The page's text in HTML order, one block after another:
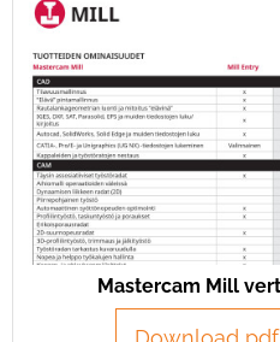
Mastercam Mill